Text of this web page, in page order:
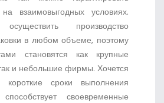
на взаимовыгодных условиях.
производство
в любом объеме, поэтому
становятся как крупные
и небольшие фирмы. Хочется
короткие сроки выполнения
своевременные